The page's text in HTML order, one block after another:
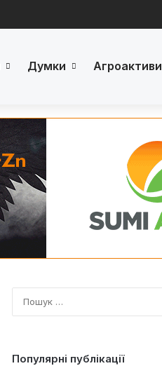
Думки Агроактиви
Популярні публікації